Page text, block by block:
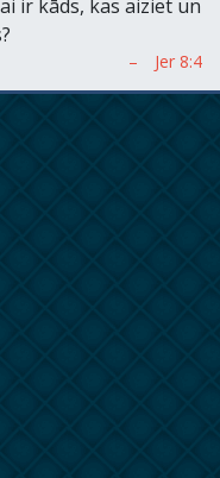
ir kāds, kas aiziet un